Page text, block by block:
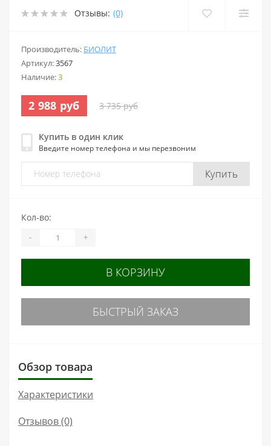
Отзывы: (0)
Производитель: БИОЛИТ
Артикул:3567
Наличие:3
2 988 руб 3 735 руб
Купить в один клик
Введите номер телефона и мы перезвоним
Купить
Кол-во:
- +
В КОРЗИНУ
БЫСТРЫЙ ЗАКАЗ
Обзор товара
Характеристики
Отзывов (0)